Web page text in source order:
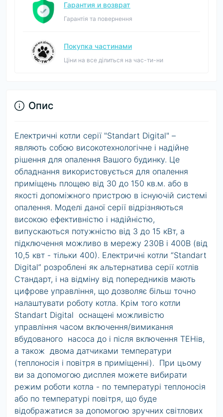
Гарантия и возврат
Гарантія та повернення
Покупка частинами
Ціни на все ділиться на час-ти-ни
Опис
Електричні котли серії "Standart Digital" –
являють собою високотехнологічне і надійне
рішення для опалення Вашого будинку. Це
обладнання використовується для опалення
приміщень площею від 30 до 150 кв.м. або в
якості допоміжного пристрою в існуючій системі
опалення. Моделі даної серії відрізняються
високою ефективністю і надійністю,
випускаються потужністю від 3 до 15 кВт, а
підключення можливо в мережу 230В і 400В (від
10,5 квт - тільки 400). Електричні котли “Standart
Digital” розроблені як альтернатива серії котлів
Стандарт, і на відміну від попередників мають
цифрове управління, що дозволяє більш точно
налаштувати роботу котла. Крім того котли
Standart Digital оснащені можливістю
управління часом включення/вимикання
вбудованого насоса до і після включення ТЕНів,
а також двома датчиками температури
(теплоносія і повітря в приміщенні). При цьому
ви за допомогою дисплея можете вибирати
режим роботи котла - по температурі теплоносія
або по температурі повітря, що буде
відображатися за допомогою зручних світлових